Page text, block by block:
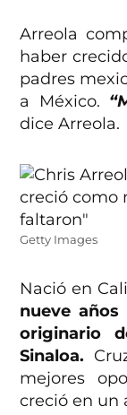
Arreola
haber
padres
a México.
dice Arreola.
Getty Images
Nació en
nueve años
originario
Sinaloa.
mejores
creció en un